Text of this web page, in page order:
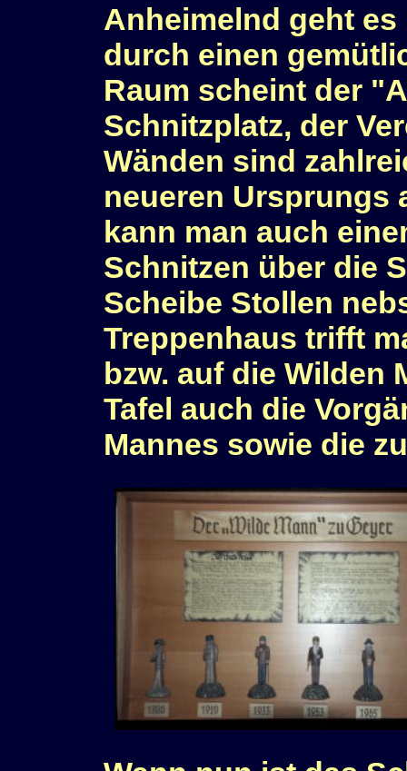
Anheimelnd geht es
durch einen
Raum scheint der
Schnitzplatz, der
Wänden sind
neueren Ursprungs
kann man auch
Schnitzen über die
Scheibe Stollen
Treppenhaus trifft
bzw. auf die Wilden
Tafel auch die
Mannes sowie die